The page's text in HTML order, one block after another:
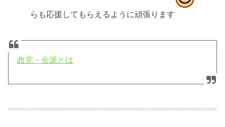
らも応援してもらえるように頑張ります
政党・会派とは